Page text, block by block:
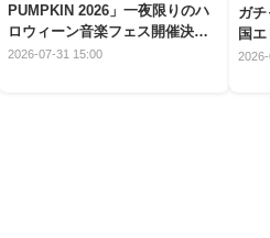
PUMPKIN 2026」一夜限りのハ
ロウィーン音楽フェス開催決
定！
2026-07-31 15:00
ガ
国